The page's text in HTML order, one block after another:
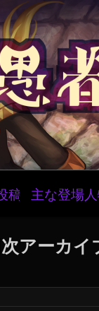
稿 主な登場
次アーカイ